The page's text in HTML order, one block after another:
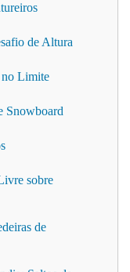
de Altura
no Limite
Snowboard
sobre
de